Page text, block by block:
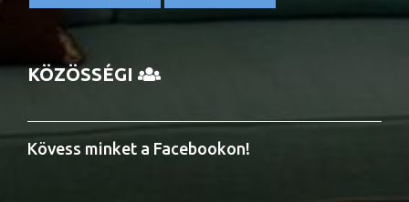
KÖZÖSSÉGI
Kövess minket a Facebookon!